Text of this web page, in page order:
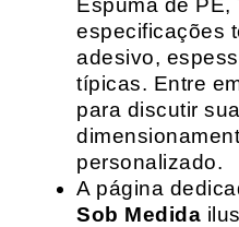
Espuma de PE,
especificações
adesivo,
típicas. Entre
para discutir
personalizado.
A página
Sob Medida